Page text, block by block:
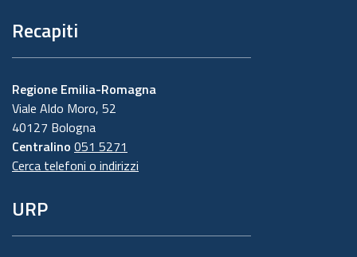
Recapiti
Regione Emilia-Romagna
Viale Aldo Moro, 52
40127 Bologna
Centralino 051 5271
Cerca telefoni o indirizzi
URP